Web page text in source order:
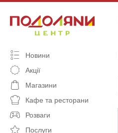
content
Новини
Акції
Магазини
Кафе та ресторани
Розваги
Послуги